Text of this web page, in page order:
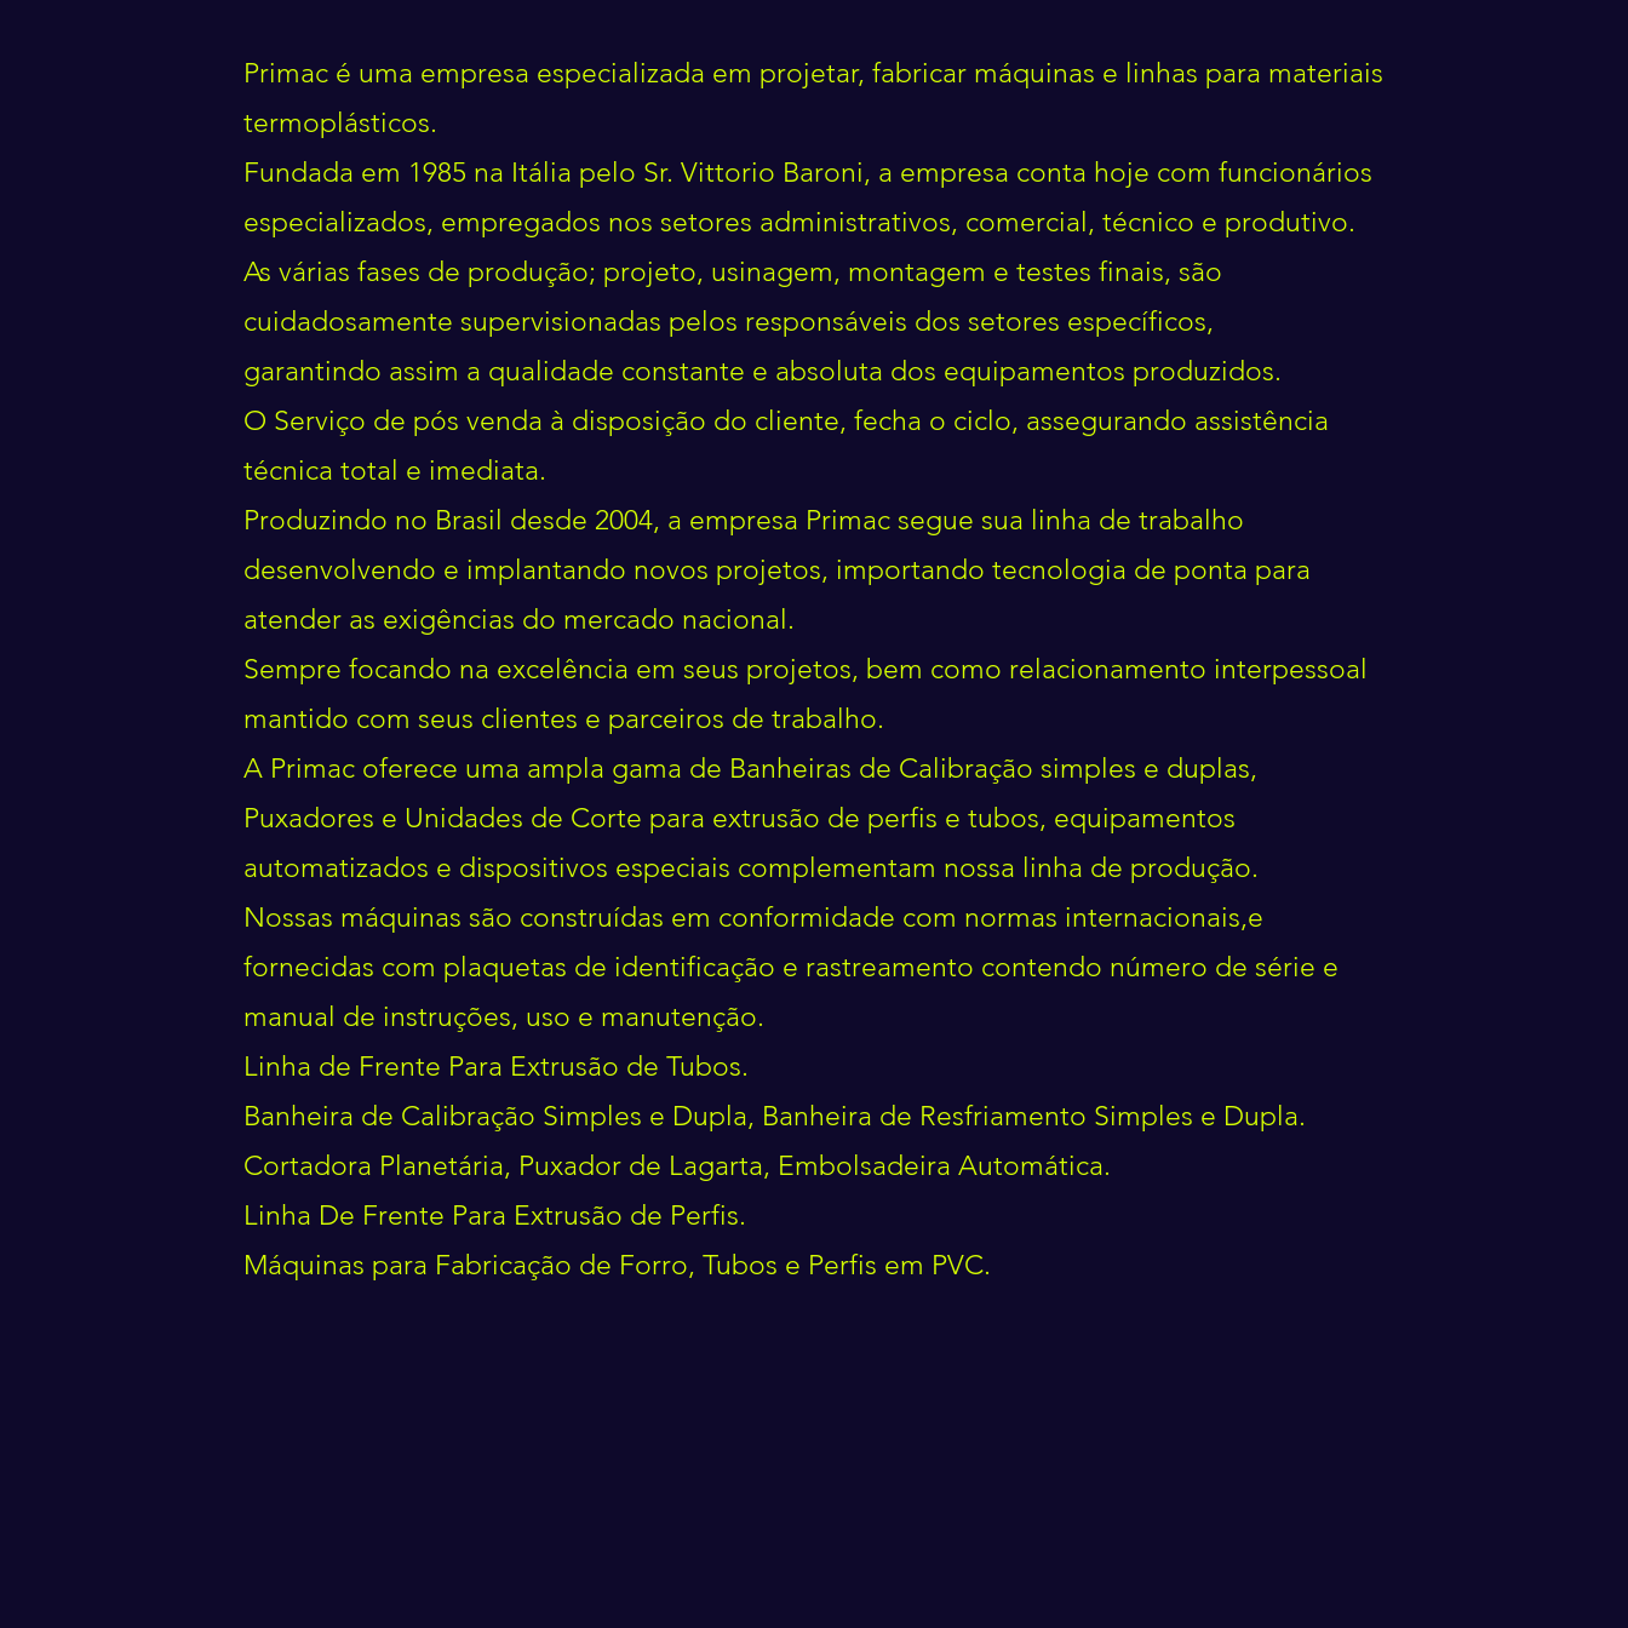
Primac é uma empresa especializada em projetar, fabricar máquinas e linhas para materiais
termoplásticos.
Fundada em 1985 na Itália pelo Sr. Vittorio Baroni, a empresa conta hoje com funcionários
especializados, empregados nos setores administrativos, comercial, técnico e produtivo.
As várias fases de produção; projeto, usinagem, montagem e testes finais, são
cuidadosamente supervisionadas pelos responsáveis dos setores específicos,
garantindo assim a qualidade constante e absoluta dos equipamentos produzidos.
O Serviço de pós venda à disposição do cliente, fecha o ciclo, assegurando assistência
técnica total e imediata.
Produzindo no Brasil desde 2004, a empresa Primac segue sua linha de trabalho
desenvolvendo e implantando novos projetos, importando tecnologia de ponta para
atender as exigências do mercado nacional.
Sempre focando na excelência em seus projetos, bem como relacionamento interpessoal
mantido com seus clientes e parceiros de trabalho.
A Primac oferece uma ampla gama de Banheiras de Calibração simples e duplas,
Puxadores e Unidades de Corte para extrusão de perfis e tubos, equipamentos
automatizados e dispositivos especiais complementam nossa linha de produção.
Nossas máquinas são construídas em conformidade com normas internacionais,e
fornecidas com plaquetas de identificação e rastreamento contendo número de série e
manual de instruções, uso e manutenção.
Linha de Frente Para Extrusão de Tubos.
Banheira de Calibração Simples e Dupla, Banheira de Resfriamento Simples e Dupla.
Cortadora Planetária, Puxador de Lagarta, Embolsadeira Automática.
Linha De Frente Para Extrusão de Perfis.
Máquinas para Fabricação de Forro, Tubos e Perfis em PVC.